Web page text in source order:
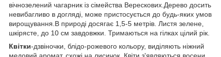
вічнозелений чагарник із сімейства Верескових.Дерево досить
невибагливо в догляді, може пристосується до будь-яких умов
вирощування.В природі досягає 1,5-5 метрів. Листя зелене,
шкірясте, до 10 см завдовжки. Тримаються на гілках цілий рік.
Квітки-дзвіночки, блідо-рожевого кольору, виділяють ніжний
медовий аромат, схожі на лисичок. Квіти з'являються восени